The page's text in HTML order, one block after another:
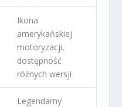
Ikona
amerykańskiej
motoryzacji,
dostępność
różnych wersji
Legendarny